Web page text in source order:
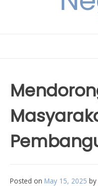
Posted on May 15, 2025 by